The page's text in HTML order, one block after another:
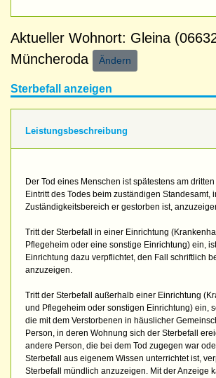
Aktueller Wohnort: Gleina
Müncheroda
Ändern
Sterbefall anzeigen
Leistungsbeschreibung
Der Tod eines Menschen ist spätestens am
Eintritt des Todes beim zuständigen Standesamt,
Zuständigkeitsbereich er gestorben ist,
Tritt der Sterbefall in einer Einrichtung
Pflegeheim oder eine sonstige Einrichtung) ein,
Einrichtung dazu verpflichtet, den Fall schriftlich
anzuzeigen.
Tritt der Sterbefall außerhalb einer Einrichtung
und Pflegeheim oder sonstigen Einrichtung) ein,
die mit dem Verstorbenen in häuslicher
Person, in deren Wohnung sich der Sterbefall
andere Person, die bei dem Tod zugegen war
Sterbefall aus eigenem Wissen unterrichtet ist,
Sterbefall mündlich anzuzeigen. Mit der Anzeige